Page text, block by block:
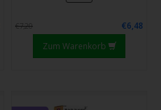
€7,20
€6,48
Zum Warenkorb